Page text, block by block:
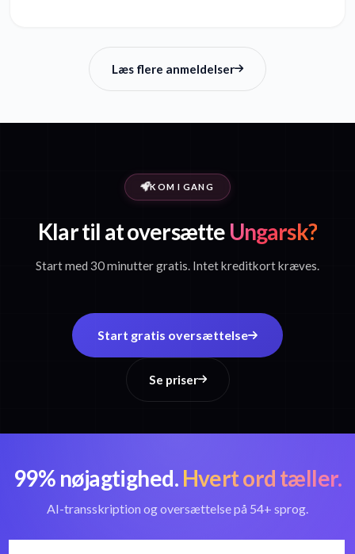
Læs flere anmeldelser
KOM I GANG
Klar til at oversætte Ungarsk?
Start med 30 minutter gratis. Intet kreditkort kræves.
Start gratis oversættelse
Se priser
99% nøjagtighed. Hvert ord tæller.
AI-transskription og oversættelse på 54+ sprog.